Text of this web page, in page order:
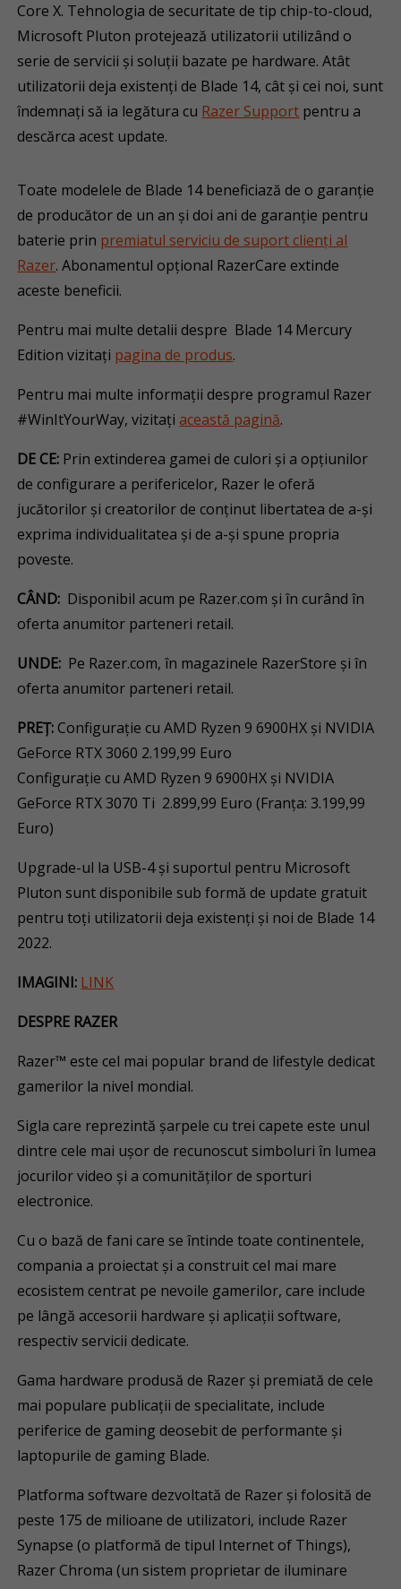
Core X. Tehnologia de securitate de tip chip-to-cloud,
Microsoft Pluton protejează utilizatorii utilizând o
serie de servicii și soluții bazate pe hardware. Atât
utilizatorii deja existenți de Blade 14, cât și cei noi, sunt
îndemnați să ia legătura cu Razer Support pentru a
descărca acest update.
Toate modelele de Blade 14 beneficiază de o garanție
de producător de un an și doi ani de garanție pentru
baterie prin premiatul serviciu de suport clienți al
Razer. Abonamentul opțional RazerCare extinde
aceste beneficii.
Pentru mai multe detalii despre Blade 14 Mercury
Edition vizitați pagina de produs.
Pentru mai multe informații despre programul Razer
#WinItYourWay, vizitațiaceastă pagină.
DE CE: Prin extinderea gamei de culori și a opțiunilor
de configurare a perifericelor, Razer le oferă
jucătorilor și creatorilor de conținut libertatea de a-și
exprima individualitatea și de a-și spune propria
poveste.
CÂND: Disponibil acum pe Razer.com și în curând în
oferta anumitor parteneri retail.
UNDE: Pe Razer.com, în magazinele RazerStore și în
oferta anumitor parteneri retail.
PREȚ:Configurație cu AMD Ryzen 9 6900HX și NVIDIA
GeForce RTX 3060 2.199,99 Euro
Configurație cu AMD Ryzen 9 6900HX și NVIDIA
GeForce RTX 3070 Ti 2.899,99 Euro (Franța: 3.199,99
Euro)
Upgrade-ul la USB-4 și suportul pentru Microsoft
Pluton sunt disponibile sub formă de update gratuit
pentru toți utilizatorii deja existenți și noi de Blade 14
2022.
IMAGINI: LINK
DESPRE RAZER
Razer™ este cel mai popular brand de lifestyle dedicat
gamerilor la nivel mondial.
Sigla care reprezintă șarpele cu trei capete este unul
dintre cele mai ușor de recunoscut simboluri în lumea
jocurilor video și a comunităților de sporturi
electronice.
Cu o bază de fani care se întinde toate continentele,
compania a proiectat și a construit cel mai mare
ecosistem centrat pe nevoile gamerilor, care include
pe lângă accesorii hardware și aplicații software,
respectiv servicii dedicate.
Gama hardware produsă de Razer și premiată de cele
mai populare publicații de specialitate, include
periferice de gaming deosebit de performante și
laptopurile de gaming Blade.
Platforma software dezvoltată de Razer și folosită de
peste 175 de milioane de utilizatori, include Razer
Synapse (o platformă de tipul Internet of Things),
Razer Chroma (un sistem proprietar de iluminare